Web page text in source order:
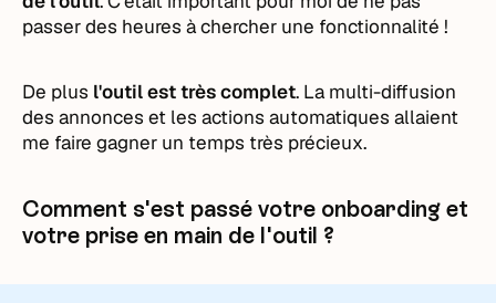
passer des heures à chercher une fonctionnalité !
De plus l'outil est très complet. La multi-diffusion
des annonces et les actions automatiques allaient
me faire gagner un temps très précieux.
Comment s'est passé votre onboarding et
votre prise en main de l'outil ?